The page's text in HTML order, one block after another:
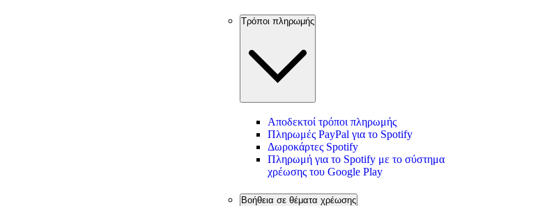
Τρόποι πληρωμής
Αποδεκτοί τρόποι πληρωμής
Πληρωμές PayPal για το Spotify
Δωροκάρτες Spotify
Πληρωμή για το Spotify με το σύστημα
χρέωσης του Google Play
Βοήθεια σε θέματα χρέωσης